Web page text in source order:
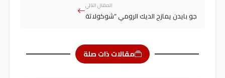
المقال التالي
جو بايدن يمازح الديك الرومي “شوكولاتة
مقالات ذات صلة